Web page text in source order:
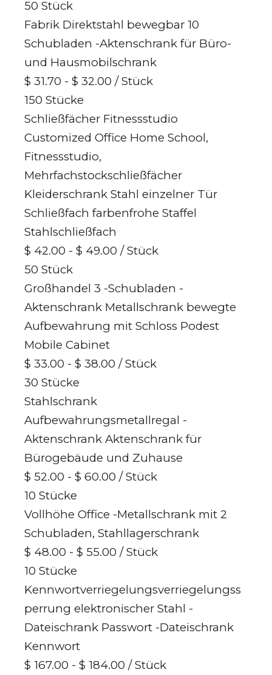
50 Stück
Fabrik Direktstahl bewegbar 10
Schubladen -Aktenschrank für Büro-
und Hausmobilschrank
$ 31.70 - $ 32.00 / Stück
150 Stücke
Schließfächer Fitnessstudio
Customized Office Home School,
Fitnessstudio,
Mehrfachstockschließfächer
Kleiderschrank Stahl einzelner Tür
Schließfach farbenfrohe Staffel
Stahlschließfach
$ 42.00 - $ 49.00 / Stück
50 Stück
Großhandel 3 -Schubladen -
Aktenschrank Metallschrank bewegte
Aufbewahrung mit Schloss Podest
Mobile Cabinet
$ 33.00 - $ 38.00 / Stück
30 Stücke
Stahlschrank
Aufbewahrungsmetallregal -
Aktenschrank Aktenschrank für
Bürogebäude und Zuhause
$ 52.00 - $ 60.00 / Stück
10 Stücke
Vollhöhe Office -Metallschrank mit 2
Schubladen, Stahllagerschrank
$ 48.00 - $ 55.00 / Stück
10 Stücke
Kennwortverriegelungsverriegelungss
perrung elektronischer Stahl -
Dateischrank Passwort -Dateischrank
Kennwort
$ 167.00 - $ 184.00 / Stück